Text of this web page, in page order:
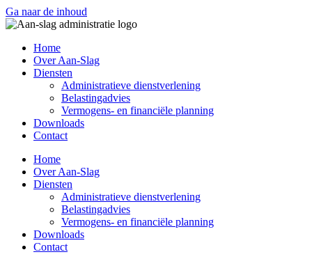
Ga naar de inhoud
Home
Over Aan-Slag
Diensten
Administratieve dienstverlening
Belastingadvies
Vermogens- en financiële planning
Downloads
Contact
Home
Over Aan-Slag
Diensten
Administratieve dienstverlening
Belastingadvies
Vermogens- en financiële planning
Downloads
Contact